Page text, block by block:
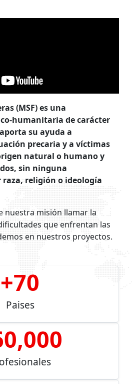
(MSF)es una
humanitaria de carácter
su ayuda a
precaria y a víctimas
natural o humano y
sin ninguna
religión o ideología
nuestra misión llamar la
que enfrentan las
en nuestros proyectos.
Paises
+70